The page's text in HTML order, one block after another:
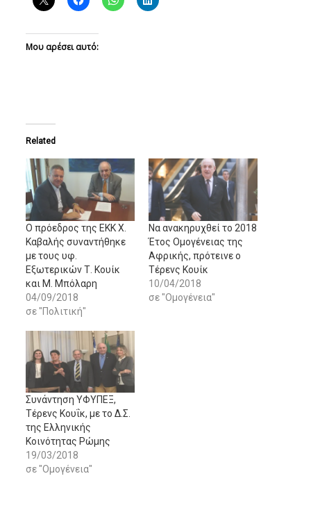
Μου αρέσει αυτό:
Related
Ο πρόεδρος της ΕΚΚ Χ.
Καβαλής συναντήθηκε
με τους υφ.
Εξωτερικών Τ. Κουίκ
και Μ. Μπόλαρη
04/09/2018
σε "Πολιτική"
Να ανακηρυχθεί το 2018
Έτος Ομογένειας της
Αφρικής, πρότεινε ο
Τέρενς Κουίκ
10/04/2018
σε "Ομογένεια"
Συνάντηση ΥΦΥΠΕΞ,
Τέρενς Κουΐκ, με το Δ.Σ.
της Ελληνικής
Κοινότητας Ρώμης
19/03/2018
σε "Ομογένεια"